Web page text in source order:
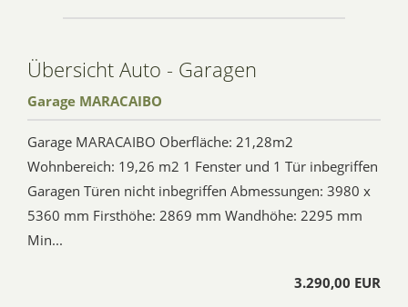
Übersicht Auto - Garagen
Garage MARACAIBO
Garage MARACAIBO Oberfläche: 21,28m2
Wohnbereich: 19,26 m2 1 Fenster und 1 Tür inbegriffen
Garagen Türen nicht inbegriffen Abmessungen: 3980 x
5360 mm Firsthöhe: 2869 mm Wandhöhe: 2295 mm
Min...
3.290,00 EUR